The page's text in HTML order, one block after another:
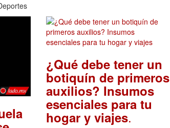
¿Qué debe tener un
botiquín de primeros
auxilios? Insumos
esenciales para tu
hogar y viajes.